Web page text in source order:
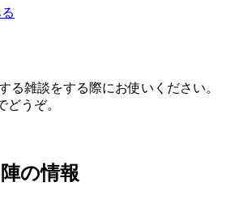
る雑談をする際にお使いください。
うぞ。
の情報